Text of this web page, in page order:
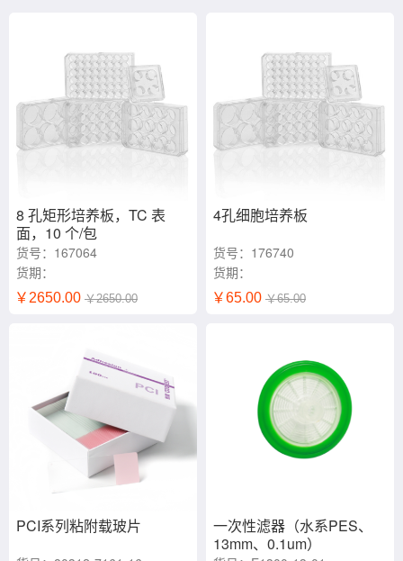
8 孔矩形培养板，TC 表
面，10 个/包
货号：167064
货期：
￥2650.00 ￥2650.00
4孔细胞培养板
货号：176740
货期：
￥65.00 ￥65.00
PCI系列粘附载玻片
一次性滤器（水系PES、
13mm、0.1um）